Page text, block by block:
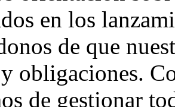
en los
de que
obligaciones.
de gestionar